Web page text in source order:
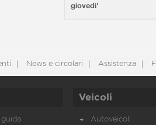
giovedi'
News e circolari Assistenza
Veicoli
Autoveicoli